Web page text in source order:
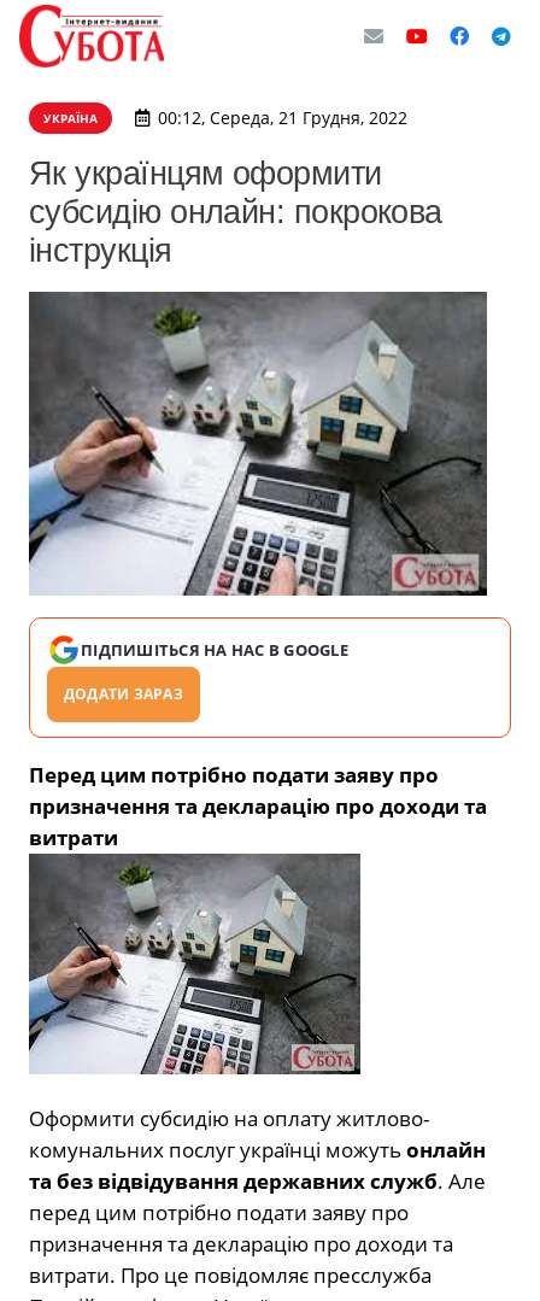
УКРАЇНА 00:12, Середа, 21 Грудня, 2022
Як українцям оформити
субсидію онлайн: покрокова
інструкція
ПІДПИШІТЬСЯ НА НАС В GOOGLE
ДОДАТИ ЗАРАЗ
Перед цим потрібно подати заяву про
призначення та декларацію про доходи та
витрати
Оформити субсидію на оплату житлово-
комунальних послуг українці можуть онлайн
та без відвідування державних служб. Але
перед цим потрібно подати заяву про
призначення та декларацію про доходи та
витрати. Про це повідомляє пресслужба